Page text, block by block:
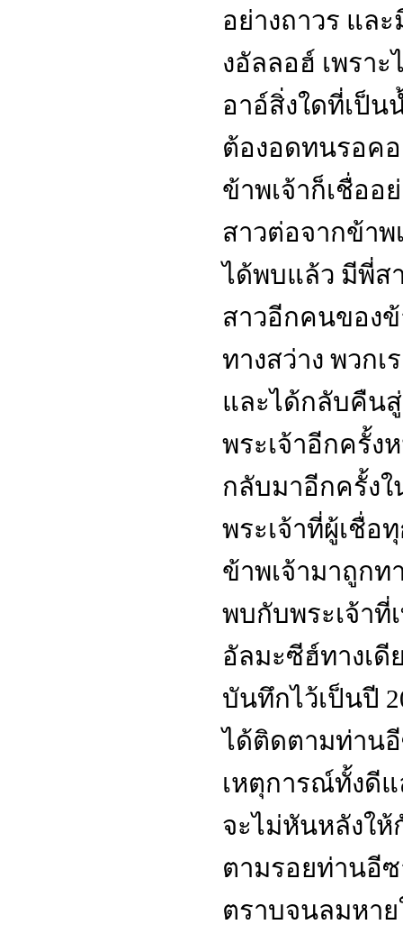
อย่างถาวร แล
งอัลลอฮ์ เพรา
อาอ์สิ่งใดที่เป็น
ต้องอดทนรอค
ข้าพเจ้าก็เชื่ออ
สาวต่อจากข้าพ
ได้พบแล้ว มีพี่ส
สาวอีกคนของ
ทางสว่าง พวก
และได้กลับคืน
พระเจ้าอีกครั้ง
กลับมาอีกครั้ง
พระเจ้าที่ผู้เชื่อ
ข้าพเจ้ามาถูกท
พบกับพระเจ้าที่
อัลมะซีฮ์ทางเดี
บันทึกไว้เป็นปี
ได้ติดตามท่าน
เหตุการณ์ทั้งดีแ
จะไม่หันหลังให้
ตามรอยท่านอี
ตราบจนลมหา